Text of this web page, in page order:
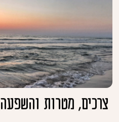
צרכים, מטרות והשפעה